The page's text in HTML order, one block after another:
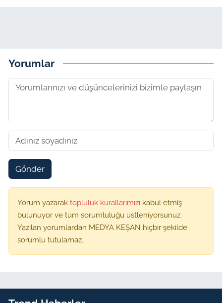
Yorumlar
Gönder
Yorum yazarak topluluk kurallarımızı kabul etmiş
bulunuyor ve tüm sorumluluğu üstleniyorsunuz.
Yazılan yorumlardan MEDYA KEŞAN hiçbir şekilde
sorumlu tutulamaz.